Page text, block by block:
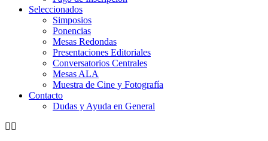
Seleccionados
Simposios
Ponencias
Mesas Redondas
Presentaciones Editoriales
Conversatorios Centrales
Mesas ALA
Muestra de Cine y Fotografía
Contacto
Dudas y Ayuda en General